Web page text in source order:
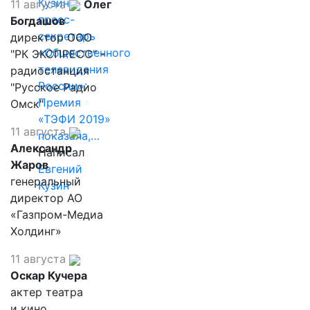
Кузин,
пресс-
секретарь
«Общественного
телевидения
России»:
Премия
«ТЭФИ 2019»
показала,…
Написал
Евгений
Кузин
11 августа
Олег
Богдашов
директор ООО
"РК ЭКСПРЕСС" -
радиостанция
"Русское Радио
Омск"
11 августа
Александр
Жаров
генеральный
директор АО
«Газпром-Медиа
Холдинг»
11 августа
Оскар Кучера
актер театра